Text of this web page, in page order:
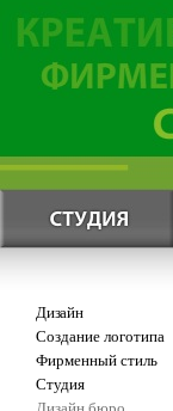
Дизайн
Создание логотипа
Фирменный стиль
Студия